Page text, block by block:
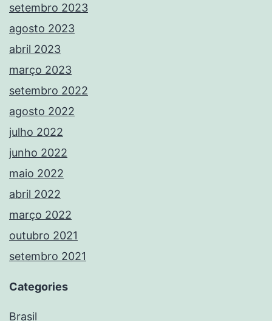
setembro 2023
agosto 2023
abril 2023
março 2023
setembro 2022
agosto 2022
julho 2022
junho 2022
maio 2022
abril 2022
março 2022
outubro 2021
setembro 2021
Categories
Brasil